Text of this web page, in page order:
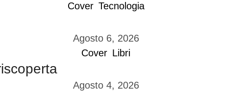
Cover Tecnologia
Agosto 6, 2026
Cover Libri
Agosto 4, 2026